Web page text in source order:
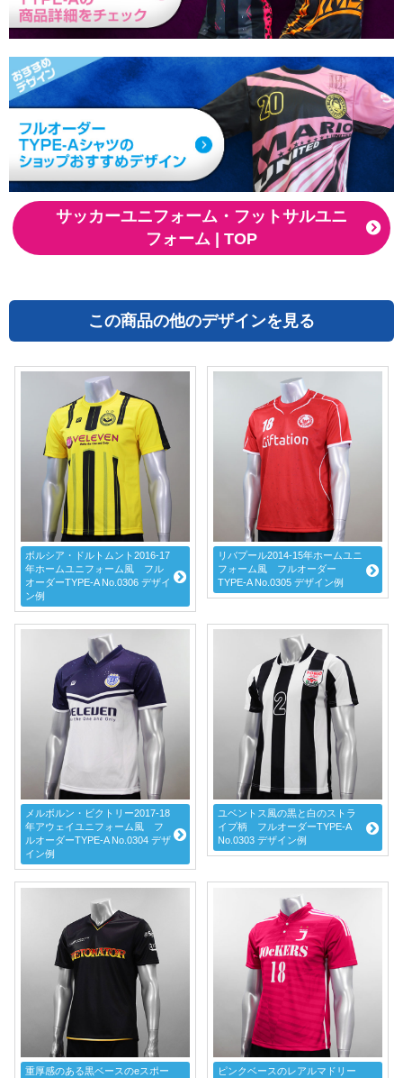
サッカーユニフォーム・フットサルユニ
フォーム | TOP
この商品の他のデザインを見る
ボルシア・ドルトムント2016-17
年ホームユニフォーム風 フル
オーダーTYPE-A No.0306 デザイ
ン例
リバプール2014-15年ホームユニ
フォーム風 フルオーダー
TYPE-A No.0305 デザイン例
メルボルン・ビクトリー2017-18
年アウェイユニフォーム風 フ
ルオーダーTYPE-A No.0304 デザ
イン例
ユベントス風の黒と白のストラ
イプ柄 フルオーダーTYPE-A
No.0303 デザイン例
重厚感のある黒ベースのeスポー
ピンクベースのレアルマドリー